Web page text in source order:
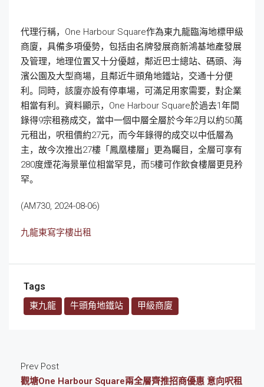
代理行稱，One Harbour Square作為東九龍臨海地標甲級
商廈，具備多項優勢，包括由名牌發展商新鴻基地產發展
及管理，地理位置又十分優越，鄰近巴士總站、碼頭、海
濱公園及大型商場，且鄰近牛頭角地鐵站，交通十分便
利。同時，該廈亦設有停車場，可滿足用家需要，對企業
相當有利。資料顯示，One Harbour Square於過去1年間
錄得9宗租務成交，當中一個中層全層於今年2月以約50萬
元租出，呎租價約27元，而今年錄得的成交以中低層為
主，故今次推出27樓「鳳凰樓層」更為矚目，全層可享有
280度煙花海景單位相當罕見，而5樓可作飲食樓層更見矜
罕。
(AM730, 2024-08-06)
九龍東寫字樓出租
Tags
東九龍 牛頭角地鐵站 甲級商廈
Prev Post
觀塘One Harbour Square兩全層齊推招商優惠 意向呎租